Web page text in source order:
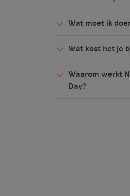
Wat moet ik
Wat kost het je
Waarom werkt
Day?